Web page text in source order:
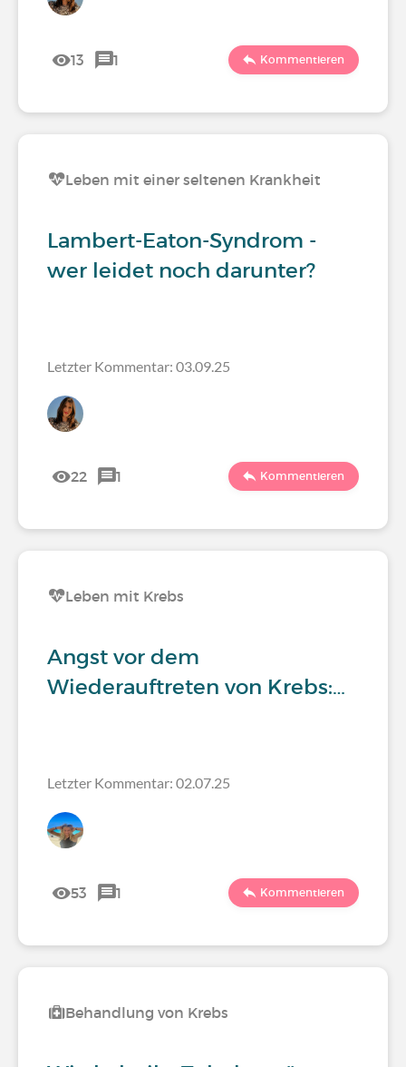
13 1 Kommentieren
Leben mit einer seltenen Krankheit
Lambert-Eaton-Syndrom -
wer leidet noch darunter?
Letzter Kommentar: 03.09.25
22 1 Kommentieren
Leben mit Krebs
Angst vor dem
Wiederauftreten von Krebs:…
Letzter Kommentar: 02.07.25
53 1 Kommentieren
Behandlung von Krebs